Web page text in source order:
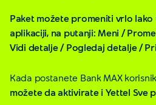
Paket možete promeniti vrlo lako
aplikaciji, na putanji: Meni /
Vidi detalje / Pogledaj detalje /
Kada postanete Bank MAX
možete da aktivirate i Yettel Sve